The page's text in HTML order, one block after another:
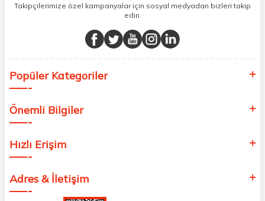
Takipçilerimize özel kampanyalar için sosyal medyadan bizleri takip
edin.
Popüler Kategoriler
Önemli Bilgiler
Hızlı Erişim
Adres & İletişim